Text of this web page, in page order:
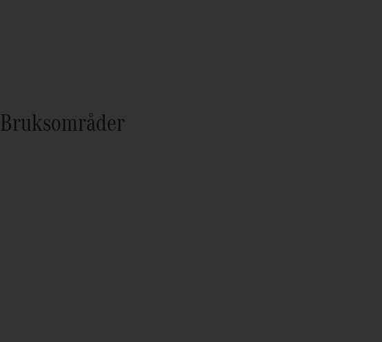
Bruksområder